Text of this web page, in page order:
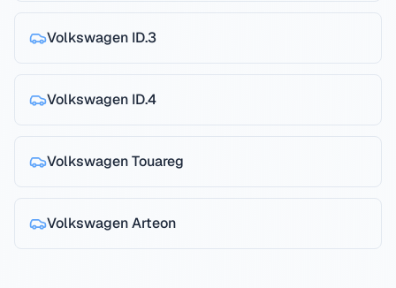
Volkswagen ID.3
Volkswagen ID.4
VolkswagenTouareg
VolkswagenArteon